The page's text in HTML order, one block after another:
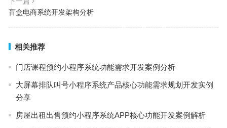
盲盒电商系统开发架构分析
相关推荐
门店课程预约小程序系统功能需求开发案例分析
大屏幕排队叫号小程序系统产品核心功能需求规划开发实例
分享
房屋出租出售预约小程序系统APP核心功能开发案例解析